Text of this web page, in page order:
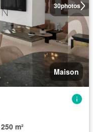
30photos
Maison
250 m²